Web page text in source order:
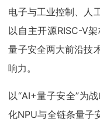
电子与工业控制、人
以自主开源RISC-V
量子安全两大前沿技
响力。
以“AI+量子安全”为
化NPU与全链条量子